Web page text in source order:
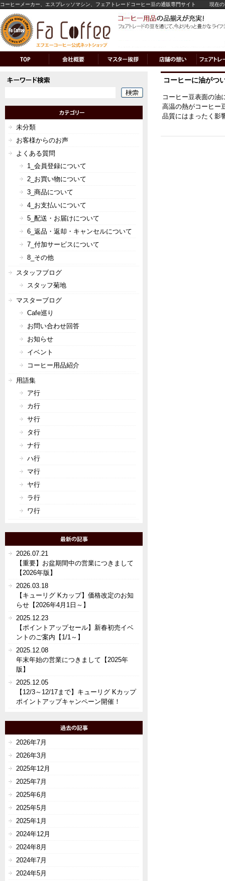
コーヒーメーカー、エスプレッソマシン、フェアトレードコーヒー豆の通販専門サイト 現在
コーヒーに油がつ
コーヒー豆表面の油
高温の熱がコーヒー
品質にはまったく影
未分類
お客様からのお声
よくある質問
1_会員登録について
2_お買い物について
3_商品について
4_お支払いについて
5_配送・お届けについて
6_返品・返却・キャンセルについて
7_付加サービスについて
8_その他
スタッフブログ
スタッフ菊地
マスターブログ
Cafe巡り
お問い合わせ回答
お知らせ
イベント
コーヒー用品紹介
用語集
ア行
カ行
サ行
タ行
ナ行
ハ行
マ行
ヤ行
ラ行
ワ行
2026.07.21
【重要】お盆期間中の営業につきまして
【2026年版】
2026.03.18
【キューリグ Kカップ】価格改定のお知
らせ【2026年4月1日～】
2025.12.23
【ポイントアップセール】新春初売イベ
ントのご案内【1/1～】
2025.12.08
年末年始の営業につきまして【2025年
版】
2025.12.05
【12/3～12/17まで】キューリグ Kカップ
ポイントアップキャンペーン開催！
2026年7月
2026年3月
2025年12月
2025年7月
2025年6月
2025年5月
2025年1月
2024年12月
2024年8月
2024年7月
2024年5月